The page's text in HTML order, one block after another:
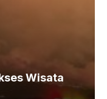
Wisata